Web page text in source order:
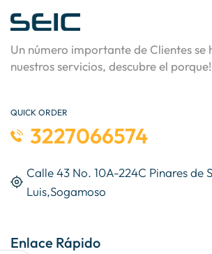
Un número importante de Clientes se
nuestros servicios, descubre el porque!
QUICK ORDER
3227066574
Calle 43 No. 10A-224C Pinares de
Luis,Sogamoso
Enlace Rápido